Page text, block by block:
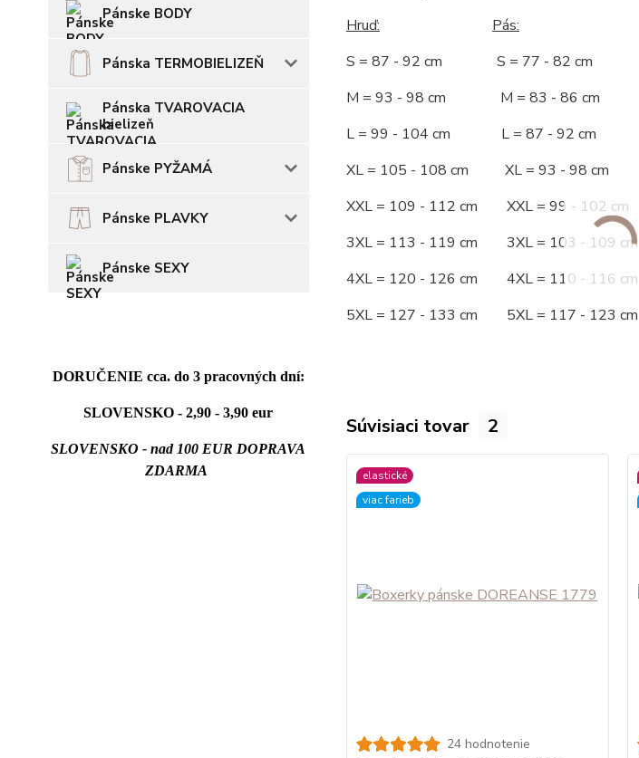
Pánske BODY
Pánska TERMOBIELIZEŇ
Pánska TVAROVACIA
bielizeň
Pánske PYŽAMÁ
Pánske PLAVKY
Pánske SEXY
DORUČENIE cca. do 3 pracovných dní:
SLOVENSKO - 2,90 - 3,90 eur
SLOVENSKO - nad 100 EUR DOPRAVA
ZDARMA
Hruď:
Pás:
S = 87 - 92 cm S = 77 - 82 cm
M = 93 - 98 cm M = 83 - 86 cm
L = 99 - 104 cm L = 87 - 92 cm
XL = 105 - 108 cm XL = 93 - 98 cm
XXL = 109 - 112 cm XXL = 99 - 102 cm
3XL = 113 - 119 cm 3XL = 103 - 109 cm
4XL = 120 - 126 cm 4XL = 110 - 116 cm
5XL = 127 - 133 cm 5XL = 117 - 123 cm
Súvisiaci tovar 2
elastické
viac farieb
24 hodnotenie